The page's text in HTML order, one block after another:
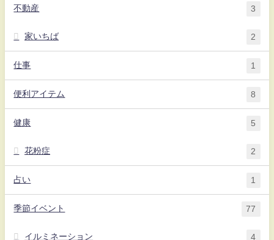
不動産 3
家いちば 2
仕事 1
便利アイテム 8
健康 5
花粉症 2
占い 1
季節イベント 77
イルミネーション 4